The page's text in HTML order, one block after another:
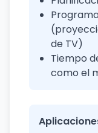
de TV)
Tiempo
como el